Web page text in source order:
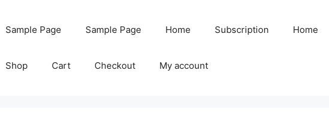
Sample Page Sample Page Home Subscription Home
Shop Cart Checkout My account